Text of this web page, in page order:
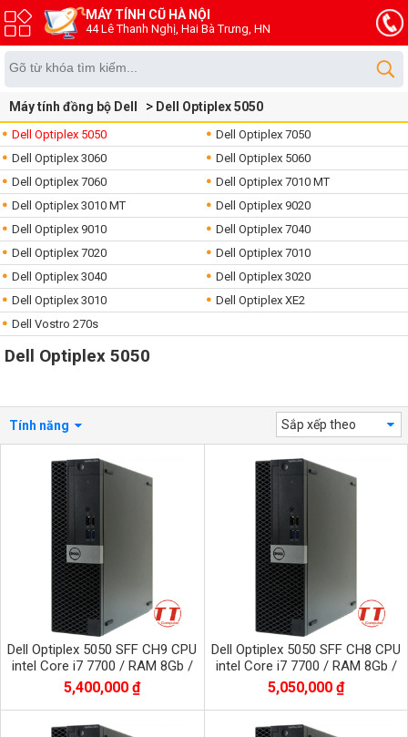
MÁY TÍNH CŨ HÀ NỘI
44 Lê Thanh Nghị, Hai Bà Trưng, HN
Máy tính đồng bộ Dell Dell Optiplex 5050
Dell Optiplex 5050
Dell Optiplex 7050
Dell Optiplex 3060
Dell Optiplex 5060
Dell Optiplex 7060
Dell Optiplex 7010 MT
Dell Optiplex 3010 MT
Dell Optiplex 9020
Dell Optiplex 9010
Dell Optiplex 7040
Dell Optiplex 7020
Dell Optiplex 7010
Dell Optiplex 3040
Dell Optiplex 3020
Dell Optiplex 3010
Dell Optiplex XE2
Dell Vostro 270s
Dell Optiplex 5050
Sắp xếp theo
Tính năng
Dell Optiplex 5050 SFF CH9 CPU
intel Core i7 7700 / RAM 8Gb /
SSD 512Gb nvme
5,400,000 ₫
Dell Optiplex 5050 SFF CH8 CPU
intel Core i7 7700 / RAM 8Gb /
SSD 256Gb nvme
5,050,000 ₫